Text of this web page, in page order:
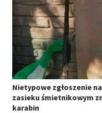
Nietypowe zgłoszenie
zasieku śmietnikowym
karabin